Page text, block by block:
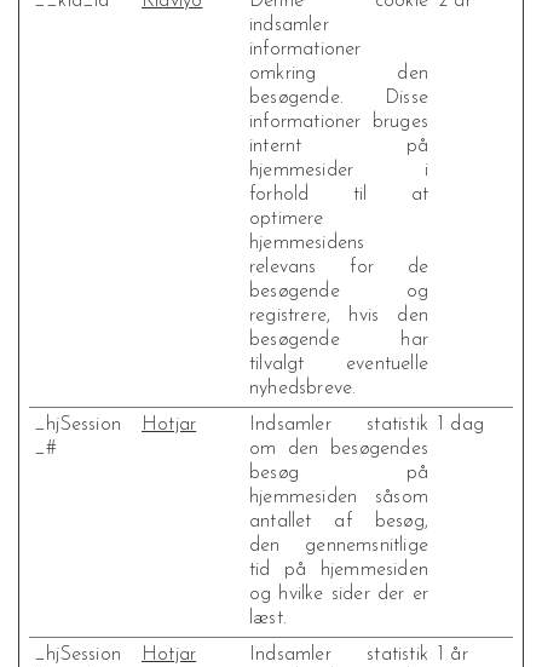
indsamler
informationer
omkring den
besøgende. Disse
informationer bruges
internt på
hjemmesider i
forhold til at
optimere
hjemmesidens
relevans for de
besøgende og
registrere, hvis den
besøgende har
tilvalgt eventuelle
nyhedsbreve.
_hjSession
_#
Hotjar
Indsamler statistik
om den besøgendes
besøg på
hjemmesiden såsom
antallet af besøg,
den gennemsnitlige
tid på hjemmesiden
og hvilke sider der er
læst.
1 dag
_hjSession
Hotjar
Indsamler statistik
1 år